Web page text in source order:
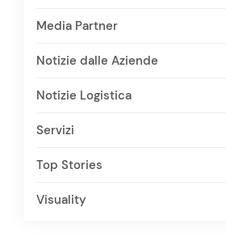
Media Partner
Notizie dalle Aziende
Notizie Logistica
Servizi
Top Stories
Visuality